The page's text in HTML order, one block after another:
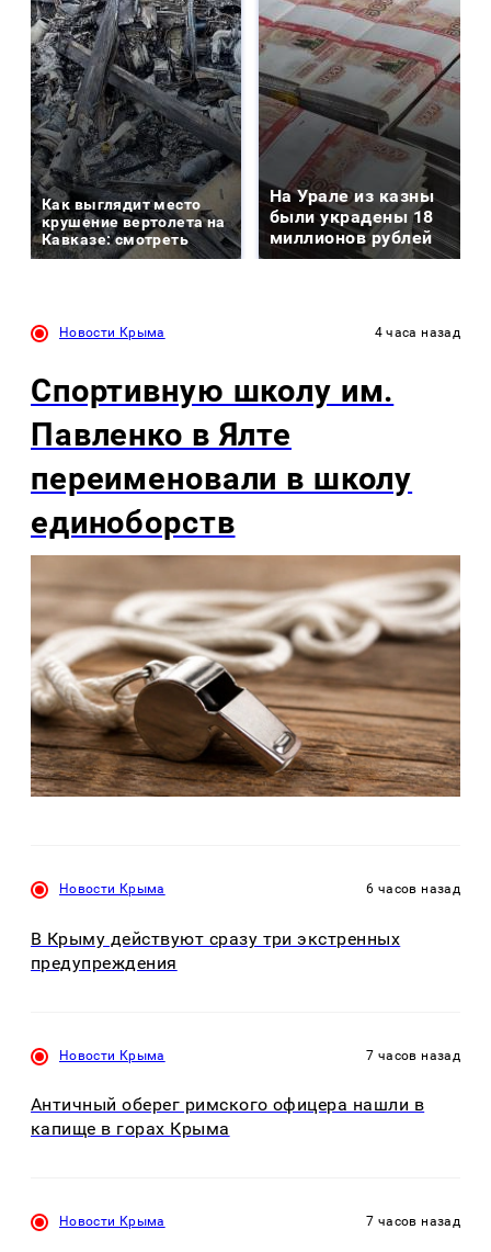
Как выглядит место
крушение вертолета на
Кавказе: смотреть
На Урале из казны
были украдены 18
миллионов рублей
Новости Крыма 4 часа назад
Спортивную школу им.
Павленко в Ялте
переименовали в школу
единоборств
Новости Крыма 6 часов назад
В Крыму действуют сразу три экстренных
предупреждения
Новости Крыма 7 часов назад
Античный оберег римского офицера нашли в
капище в горах Крыма
Новости Крыма 7 часов назад